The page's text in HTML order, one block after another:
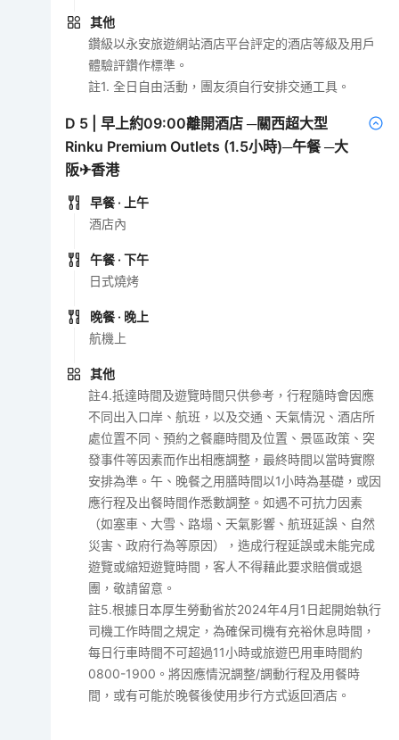
其他
鑽級以永安旅遊網站酒店平台評定的酒店等級及用戶
體驗評鑽作標準。
註1. 全日自由活動，團友須自行安排交通工具。
D 5 |早上約09:00離開酒店 ─關西超大型
Rinku Premium Outlets (1.5小時)─午餐 ─大
阪✈香港
早餐 · 上午
酒店內
午餐 · 下午
日式燒烤
晚餐 · 晚上
航機上
其他
註4.抵達時間及遊覽時間只供參考，行程隨時會因應
不同出入口岸、航班，以及交通、天氣情況、酒店所
處位置不同、預約之餐廳時間及位置、景區政策、突
發事件等因素而作出相應調整，最終時間以當時實際
安排為準。午、晚餐之用膳時間以1小時為基礎，或因
應行程及出餐時間作悉數調整。如遇不可抗力因素
（如塞車、大雪、路塌、天氣影響、航班延誤、自然
災害、政府行為等原因），造成行程延誤或未能完成
遊覽或縮短遊覽時間，客人不得藉此要求賠償或退
團，敬請留意。
註5.根據日本厚生勞動省於2024年4月1日起開始執行
司機工作時間之規定，為確保司機有充裕休息時間，
每日行車時間不可超過11小時或旅遊巴用車時間約
0800-1900。將因應情況調整/調動行程及用餐時
間，或有可能於晚餐後使用步行方式返回酒店。